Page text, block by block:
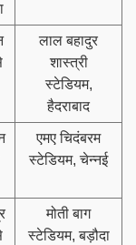
लाल बहादुर
शास्त्री
स्टेडियम,
हैदराबाद
एमए चिदंबरम
स्टेडियम, चेन्नई
मोती बाग
स्टेडियम, बड़ौदा